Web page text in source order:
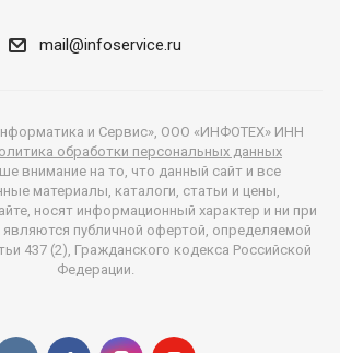
mail@infoservice.ru
и Сервис», ООО «ИНФОТЕХ» ИНН
обработки персональных данных
внимание на то, что данный сайт и все
материалы, каталоги, статьи и цены,
носят информационный характер и ни при
являются публичной офертой, определяемой
437 (2), Гражданского кодекса Российской
Федерации.